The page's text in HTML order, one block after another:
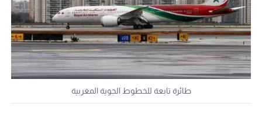
طائرة تابعة للخطوط الجوية المغربية